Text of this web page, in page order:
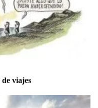
de viajes